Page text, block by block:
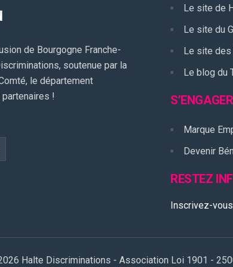
de Bourgogne Franche-
soutenue par la
le département
partenaires !
Le site de
Le site du
Le site des
Le blog du
S’ENGAGER
Marque
Devenir
RESTEZ
Inscrivez-
Halte Discriminations - Association Loi 1901 -